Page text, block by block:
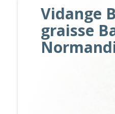
Vidange
graisse